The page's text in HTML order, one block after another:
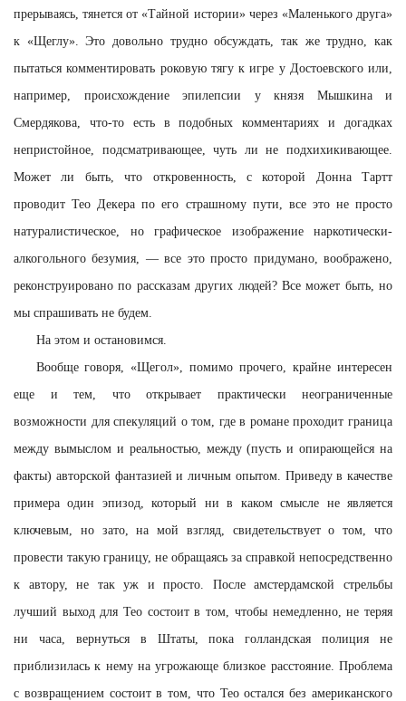
прерываясь, тянется от «Тайной истории» через «Маленького друга»
к «Щеглу». Это довольно трудно обсуждать, так же трудно, как
пытаться комментировать роковую тягу к игре у Достоевского или,
например, происхождение эпилепсии у князя Мышкина и
Смердякова, что-то есть в подобных комментариях и догадках
непристойное, подсматривающее, чуть ли не подхихикивающее.
Может ли быть, что откровенность, с которой Донна Тартт
проводит Тео Декера по его страшному пути, все это не просто
натуралистическое, но графическое изображение наркотически-
алкогольного безумия, — все это просто придумано, воображено,
реконструировано по рассказам других людей? Все может быть, но
мы спрашивать не будем.
На этом и остановимся.
Вообще говоря, «Щегол», помимо прочего, крайне интересен
еще и тем, что открывает практически неограниченные
возможности для спекуляций о том, где в романе проходит граница
между вымыслом и реальностью, между (пусть и опирающейся на
факты) авторской фантазией и личным опытом. Приведу в качестве
примера один эпизод, который ни в каком смысле не является
ключевым, но зато, на мой взгляд, свидетельствует о том, что
провести такую границу, не обращаясь за справкой непосредственно
к автору, не так уж и просто. После амстердамской стрельбы
лучший выход для Тео состоит в том, чтобы немедленно, не теряя
ни часа, вернуться в Штаты, пока голландская полиция не
приблизилась к нему на угрожающе близкое расстояние. Проблема
с возвращением состоит в том, что Тео остался без американского